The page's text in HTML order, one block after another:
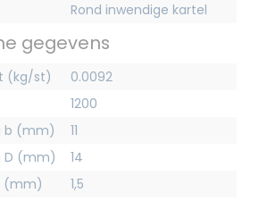
Rond inwendige kartel
gegevens
(kg/st)
0.0092
1200
b (mm)
11
D (mm)
14
(mm)
1,5